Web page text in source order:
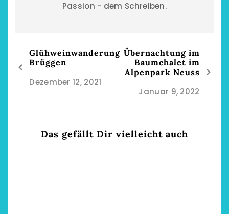
Passion - dem Schreiben.
Glühweinwanderung
Brüggen
Dezember 12, 2021
Übernachtung im
Baumchalet im
Alpenpark Neuss
Januar 9, 2022
Das gefällt Dir vielleicht auch